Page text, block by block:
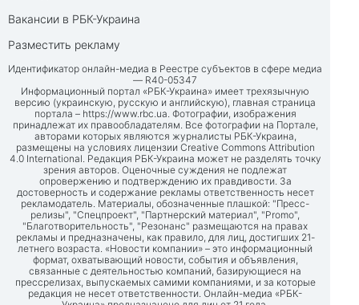
Вакансии в РБК-Украина
Разместить рекламу
Идентификатор онлайн-медиа в Реестре субъектов в сфере медиа
— R40-05347
Информационный портал «РБК-Украина» имеет трехязычную
версию (украинскую, русскую и английскую), главная страница
портала – https://www.rbc.ua. Фотографии, изображения
принадлежат их правообладателям. Все фотографии на Портале,
авторами которых являются журналисты РБК-Украина,
размещены на условиях лицензии Creative Commons Attribution
4.0 International. Редакция РБК-Украина может не разделять точку
зрения авторов. Оценочные суждения не подлежат
опровержению и подтверждению их правдивости. За
достоверность и содержание рекламы ответственность несет
рекламодатель. Материалы, обозначенные плашкой: "Пресс-
релизы", "Спецпроект", "Партнерский материал", "Promo",
"Благотворительность", "Резонанс" размещаются на правах
рекламы и предназначены, как правило, для лиц, достигших 21-
летнего возраста. «Новости компании» – это информационный
формат, охватывающий новости, события и объявления,
связанные с деятельностью компаний, базирующиеся на
прессрелизах, выпускаемых самими компаниями, и за которые
редакция не несет ответственности. Онлайн-медиа «РБК-